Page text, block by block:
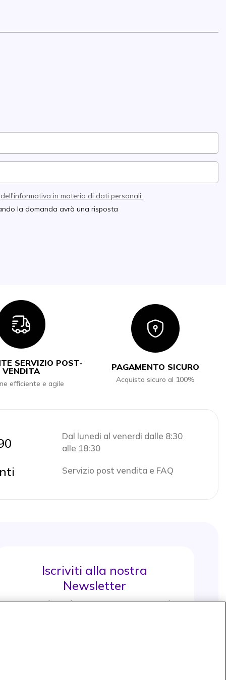
dell'informativa in materia di dati personali.
la domanda avrà una risposta
Icon
SERVIZIO POST-
VENDITA
efficiente e agile
Icon
PAGAMENTO SICURO
Acquisto sicuro al 100%
Dal lunedi al venerdi dalle 8:30
alle 18:30
Servizio post vendita e FAQ
Iscriviti alla nostra
Newsletter
e approfitta di maggiori sconti e novità